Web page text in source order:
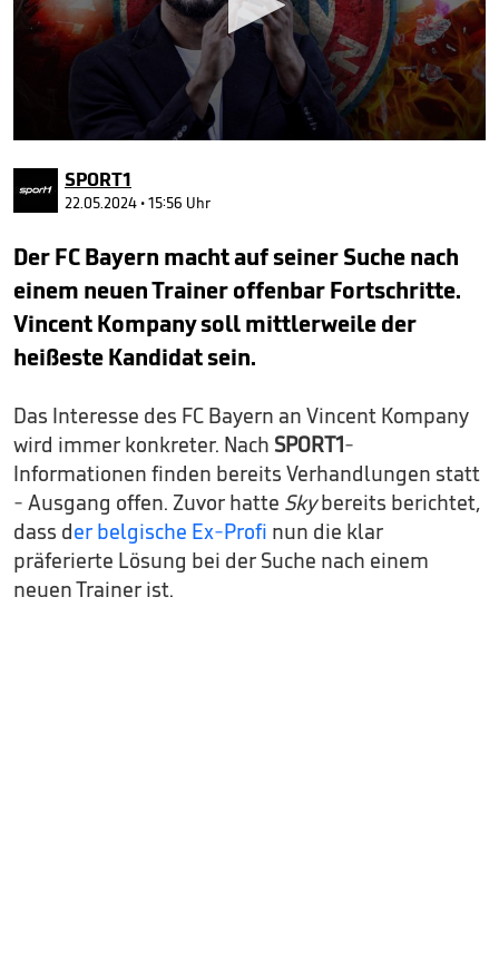
seconds
of
minutes,
seconds
SPORT1
22.05.2024 • 15:56 Uhr
Der FC Bayern macht auf seiner Suche nach
einem neuen Trainer offenbar Fortschritte.
Vincent Kompany soll mittlerweile der
heißeste Kandidat sein.
Das Interesse des FC Bayern an Vincent Kompany
wird immer konkreter. Nach SPORT1-
Informationen finden bereits Verhandlungen statt
- Ausgang offen. Zuvor hatte Skybereits berichtet,
dass der belgische Ex-Profi nun die klar
präferierte Lösung bei der Suche nach einem
neuen Trainer ist.